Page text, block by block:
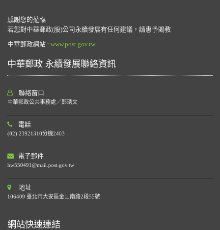
感謝您的蒞臨
若您對中華郵政(股)公司永續發展有任何建議，請惠予賜教
中華郵政網站 : www.post.gov.tw
中華郵政 永續發展聯絡資訊
聯絡窗口
中華郵政公共事務處／鄭琇文
電話
(02) 23921310分機2403
電子郵件
hw550491@mail.post.gov.tw
地址
106409 臺北市大安區金山南路2段55號
網站快速連結